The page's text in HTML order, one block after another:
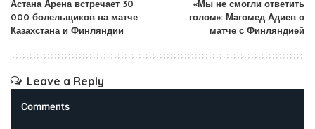
Астана Арена встречает 30
000 болельщиков на матче
Казахстана и Финляндии
«Мы не смогли ответить
голом»: Магомед Адиев о
матче с Финляндией
Leave a Reply